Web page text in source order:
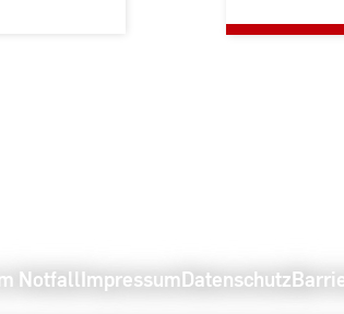
NotfallImpressumDatenschutz